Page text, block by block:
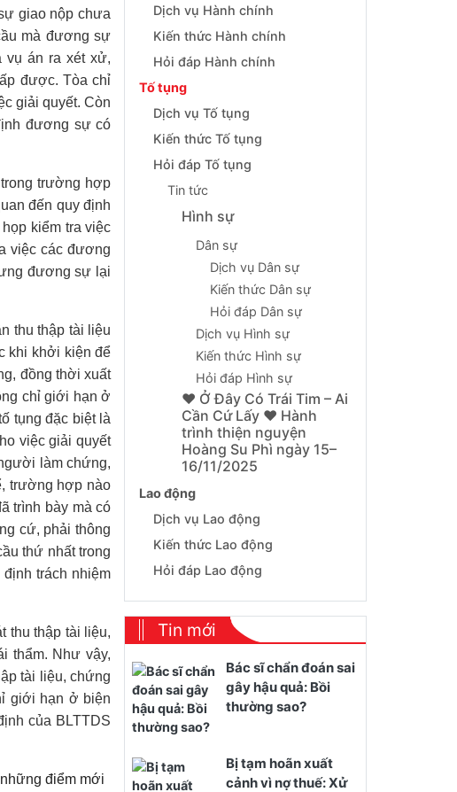
giao nộp chưa
mà đương sự
vụ án ra xét xử,
được. Tòa chỉ
giải quyết. Còn
đương sự có
trường hợp
đến quy định
kiểm tra việc
việc các đương
đương sự lại
thu thập tài liệu
khi khởi kiện để
đồng thời xuất
chỉ giới hạn ở
tụng đặc biệt là
việc giải quyết
làm chứng,
trường hợp nào
trình bày mà có
cứ, phải thông
thứ nhất trong
trách nhiệm
thu thập tài liệu,
thẩm. Như vậy,
tài liệu, chứng
giới hạn ở biện
của BLTTDS
điểm mới
Dịch vụ Hành chính
Kiến thức Hành chính
Hỏi đáp Hành chính
Tố tụng
Dịch vụ Tố tụng
Kiến thức Tố tụng
Hỏi đáp Tố tụng
Tin tức
Hình sự
Dân sự
Dịch vụ Dân sự
Kiến thức Dân sự
Hỏi đáp Dân sự
Dịch vụ Hình sự
Kiến thức Hình sự
Hỏi đáp Hình sự
❤️ Ở Đây Có Trái Tim – Ai
Cần Cứ Lấy ❤️ Hành
trình thiện nguyện
Hoàng Su Phì ngày 15–
16/11/2025
Lao động
Dịch vụ Lao động
Kiến thức Lao động
Hỏi đáp Lao động
Tin mới
Bác sĩ chẩn đoán sai
gây hậu quả: Bồi
thường sao?
Bị tạm hoãn xuất
cảnh vì nợ thuế: Xử